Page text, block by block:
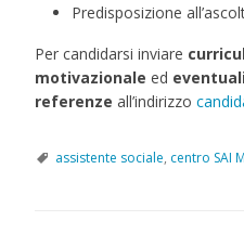
Predisposizione
Per candidarsi inviare
motivazionale ed
referenze all’indirizzo
assistente sociale, centro SAI